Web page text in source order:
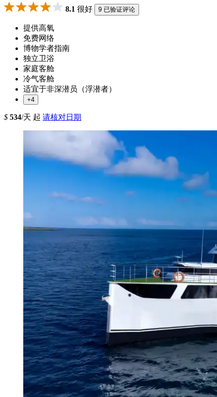
8.1 很好 9 已验证评论
提供高氧
免费网络
博物学者指南
独立卫浴
家庭客舱
冷气客舱
适宜于非深潜员（浮潜者）
+4
$ 534/天 起 请核对日期